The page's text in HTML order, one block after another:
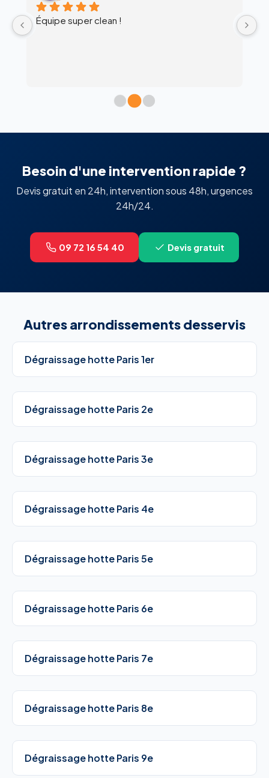
Équipe super clean !
Besoin d'une intervention rapide ?
Devis gratuit en 24h, intervention sous 48h, urgences
24h/24.
09 72 16 54 40 Devis gratuit
Autres arrondissements desservis
Dégraissage hotte Paris 1er
Dégraissage hotte Paris 2e
Dégraissage hotte Paris 3e
Dégraissage hotte Paris 4e
Dégraissage hotte Paris 5e
Dégraissage hotte Paris 6e
Dégraissage hotte Paris 7e
Dégraissage hotte Paris 8e
Dégraissage hotte Paris 9e